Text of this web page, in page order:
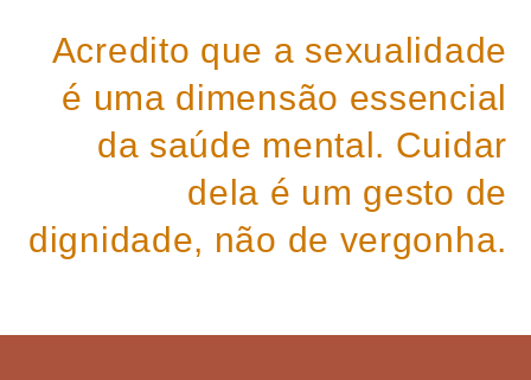
Acredito que a sexualidade
é uma dimensão essencial
da saúde mental. Cuidar
dela é um gesto de
dignidade, não de vergonha.